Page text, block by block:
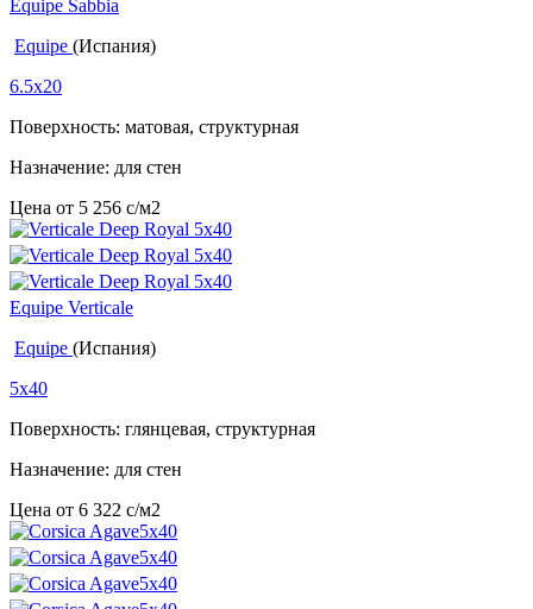
Equipe Sabbia
Equipe (Испания)
6.5x20
Поверхность: матовая, структурная
Назначение: для стен
Цена от 5 256 c/м2
Equipe Verticale
Equipe (Испания)
5x40
Поверхность: глянцевая, структурная
Назначение: для стен
Цена от 6 322 c/м2